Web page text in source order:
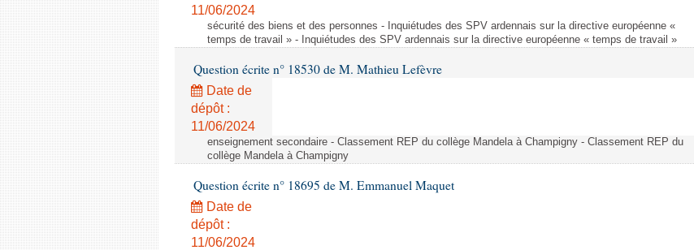
11/06/2024
sécurité des biens et des personnes - Inquiétudes des SPV ardennais sur la directive européenne «
temps de travail » - Inquiétudes des SPV ardennais sur la directive européenne « temps de travail »
Question écrite n° 18530 de M. Mathieu Lefèvre
Date de
dépôt :
11/06/2024
enseignement secondaire - Classement REP du collège Mandela à Champigny - Classement REP du
collège Mandela à Champigny
Question écrite n° 18695 de M. Emmanuel Maquet
Date de
dépôt :
11/06/2024